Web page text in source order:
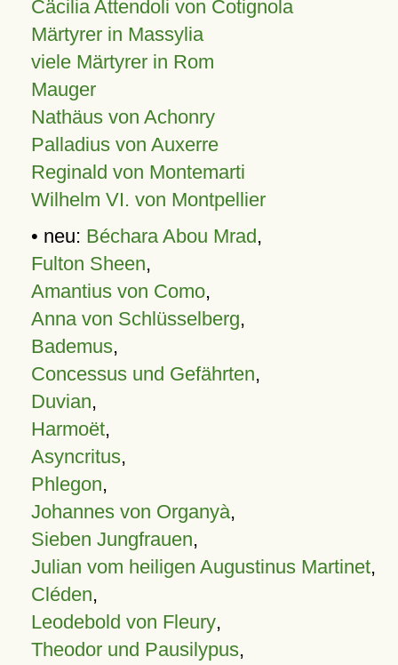
Cäcilia Attendoli von Cotignola
Märtyrer in Massylia
viele Märtyrer in Rom
Mauger
Nathäus von Achonry
Palladius von Auxerre
Reginald von Montemarti
Wilhelm VI. von Montpellier
• neu: Béchara Abou Mrad,
Fulton Sheen,
Amantius von Como,
Anna von Schlüsselberg,
Bademus,
Concessus und Gefährten,
Duvian,
Harmoët,
Asyncritus,
Phlegon,
Johannes von Organyà,
Sieben Jungfrauen,
Julian vom heiligen Augustinus Martinet,
Cléden,
Leodebold von Fleury,
Theodor und Pausilypus,